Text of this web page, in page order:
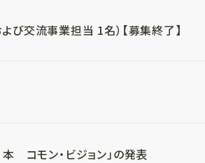
び交流事業担当 1名）【募集終了】
本 コモン・ビジョン」の発表